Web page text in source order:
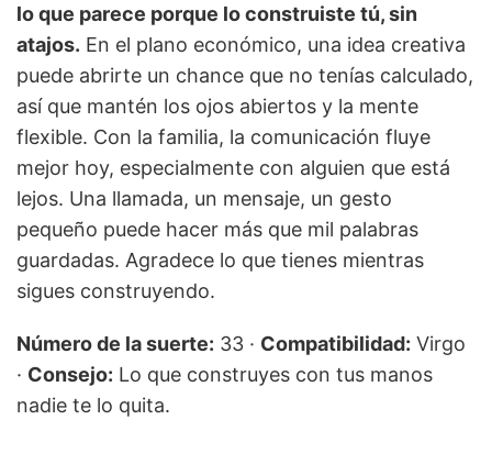
lo que parece porque lo construiste tú, sin
atajos. En el plano económico, una idea creativa
puede abrirte un chance que no tenías calculado,
así que mantén los ojos abiertos y la mente
flexible. Con la familia, la comunicación fluye
mejor hoy, especialmente con alguien que está
lejos. Una llamada, un mensaje, un gesto
pequeño puede hacer más que mil palabras
guardadas. Agradece lo que tienes mientras
sigues construyendo.
Número de la suerte: 33 · Compatibilidad: Virgo
· Consejo: Lo que construyes con tus manos
nadie te lo quita.